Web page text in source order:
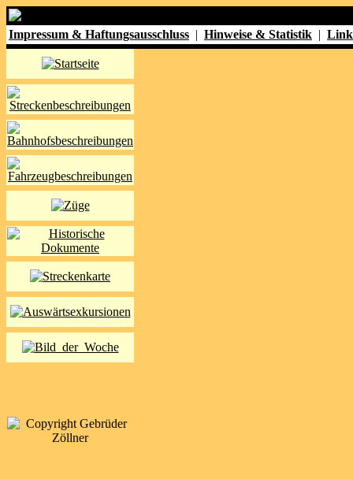
Impressum & Haftungsausschluss | Hinweise & Statistik |